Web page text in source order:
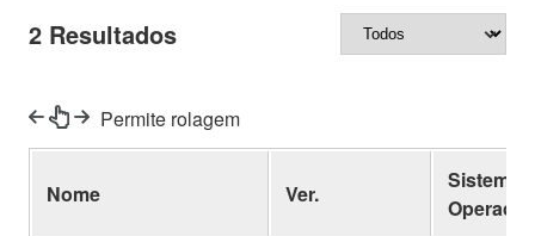
2 Resultados
Permite rolagem
Nome Ver.
Sistema